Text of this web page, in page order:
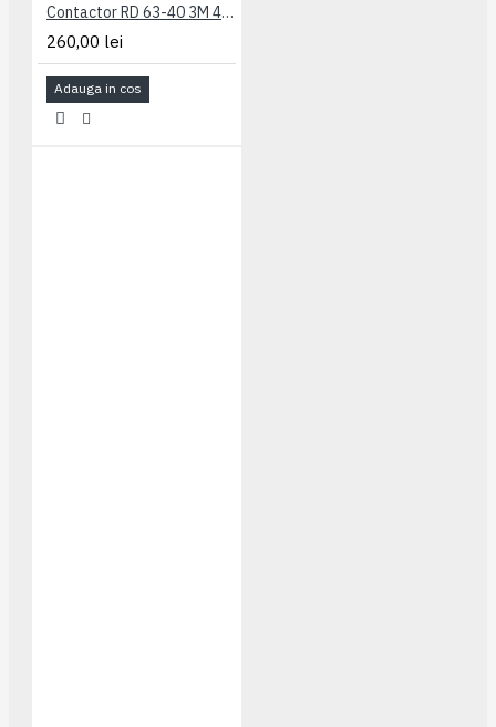
Contactor RD 63-40 3M 4P TIP AC/DC ETI
260,00 lei
Adauga in cos